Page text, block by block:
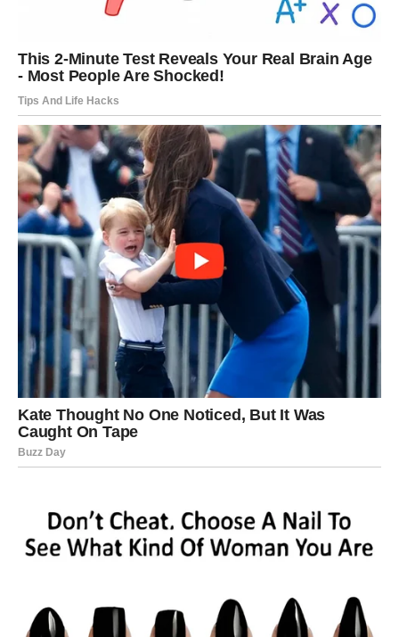
VAGA
Zvijezde vam donose ogromnu sreću u ljubavi. Ako ste
dugo čekali da vas neko voli iskreno i bez igrica, sada
dolazi upravo takva osoba.
Na poslovnom planu dolazi stabilnost i osjećaj sigurnosti.
Karma vam vraća ljubav
Pred vama su trenuci koji mijenjaju pogled na emocije.
ŠKORPIJA
Škorpije su prošle kroz mnogo teških lekcija, ali sada
dolazi period tokom kojeg konačno osjećate da se život